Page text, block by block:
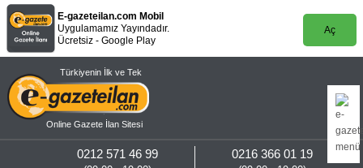
E-gazeteilan.com Mobil
Uygulamamız Yayındadır.
Ücretsiz - Google Play
Aç
Türkiyenin İlk ve Tek
Online Gazete İlan Sitesi
0216 366 01 19
0212 571 46 99